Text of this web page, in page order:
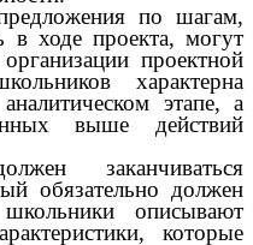
по шагам,
в ходе проекта, могут
проектной
характерна
этапе, а
выше действий
заканчиваться
обязательно должен
описывают
которые